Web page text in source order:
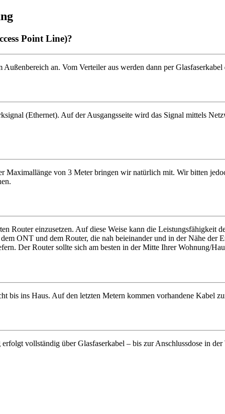
Point Line)?
an. Vom Verteiler aus werden dann per
(Ethernet). Auf der Ausgangsseite wird das Signal mittels
von 3 Meter bringen wir natürlich mit. Wir bitten
Router einzusetzen. Auf diese Weise kann die Leistungsfähigkeit
ONT und dem Router, die nah beieinander und in der Nähe der
Der Router sollte sich am besten in der Mitte Ihrer Wohnung/
bis ins Haus. Auf den letzten Metern kommen vorhandene Kabel
vollständig über Glasfaserkabel – bis zur Anschlussdose in der